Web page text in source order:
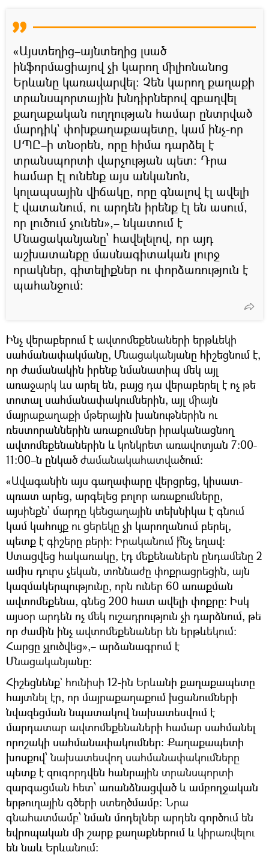
«Այստեղից–այնտեղից լսած
ինֆորմացիայով չի կարող միլիոնանոց
Երևանը կառավարվել։ Չեն կարող քաղաքի
տրանսպորտային խնդիրներով զբաղվել
քաղաքական ուղղության համար ընտրված
մարդիկ` փոխքաղաքապետը, կամ ինչ-որ
ՍՊԸ–ի տնօրեն, որը հիմա դարձել է
տրանսպորտի վարչության պետ։ Դրա
համար էլ ունենք այս անկանոն,
կոլապսային վիճակը, որը գնալով էլ ավելի
է վատանում, ու արդեն իրենք էլ են ասում,
որ լուծում չունեն»,– նկատում է
Մնացականյանը` հավելելով, որ այդ
աշխատանքը մասնագիտական լուրջ
որակներ, գիտելիքներ ու փորձառություն է
պահանջում։
Ինչ վերաբերում է ավտոմեքենաների երթևեկի
սահմանափակմանը, Մնացականյանը հիշեցնում է,
որ ժամանակին իրենք նմանատիպ մեկ այլ
առաջարկ ևս արել են, բայց դա վերաբերել է ոչ թե
տոտալ սահմանափակումներին, այլ միայն
մայրաքաղաքի մթերային խանութներին ու
ռեստորաններին առաքումներ իրականացնող
ավտոմեքենաներին և կոնկրետ առավոտյան 7։00-
11։00–ն ընկած ժամանակահատվածում։
«Ավագանին այս գաղափարը վերցրեց, կիսատ-
պռատ արեց, արգելեց բոլոր առաքումները,
այսինքն՝ մարդը կենցաղային տեխնիկա է գնում
կամ կահույք ու ցերեկը չի կարողանում բերել,
պետք է գիշերը բերի։ Իրականում ի՞նչ եղավ։
Ստացվեց հակառակը, էդ մեքենաներն ընդամենը 2
ամիս դուրս չեկան, տոննաժը փոքրացրեցին, այն
կազմակերպությունը, որն ուներ 60 առաքման
ավտոմեքենա, գնեց 200 հատ ավելի փոքրը։ Իսկ
այսօր արդեն ոչ մեկ ուշադրություն չի դարձնում, թե
որ ժամին ինչ ավտոմեքենաներ են երթևեկում։
Հարցը չլուծվեց»,– արձանագրում է
Մնացականյանը։
Հիշեցնենք` հունիսի 12-ին Երևանի քաղաքապետը
հայտնել էր, որ մայրաքաղաքում խցանումների
նվազեցման նպատակով նախատեսվում է
մարդատար ավտոմեքենաների համար սահմանել
որոշակի սահմանափակումներ։ Քաղաքապետի
խոսքով՝ նախատեսվող սահմանափակումները
պետք է զուգորդվեն հանրային տրանսպորտի
զարգացման հետ՝ առանձնացված և ամբողջական
երթուղային գծերի ստեղծմամբ։ Նրա
գնահատմամբ՝ նման մոդելներ արդեն գործում են
եվրոպական մի շարք քաղաքներում և կիրառվելու
են նաև Երևանում։